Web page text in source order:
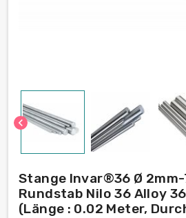
chevron_left
Stange Invar®36 Ø 2mm-
Rundstab Nilo 36 Alloy
(Länge : 0.02 Meter,